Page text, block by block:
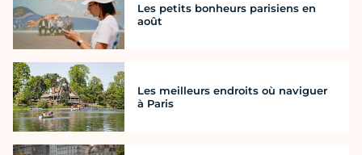
Les petits bonheurs parisiens en
août
Les meilleurs endroits où naviguer
à Paris